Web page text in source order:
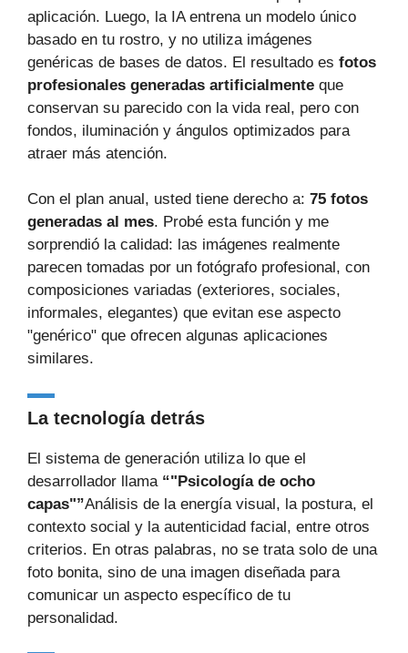
aplicación. Luego, la IA entrena un modelo único
basado en tu rostro, y no utiliza imágenes
genéricas de bases de datos. El resultado es fotos
profesionales generadas artificialmente que
conservan su parecido con la vida real, pero con
fondos, iluminación y ángulos optimizados para
atraer más atención.
Con el plan anual, usted tiene derecho a: 75 fotos
generadas al mes. Probé esta función y me
sorprendió la calidad: las imágenes realmente
parecen tomadas por un fotógrafo profesional, con
composiciones variadas (exteriores, sociales,
informales, elegantes) que evitan ese aspecto
"genérico" que ofrecen algunas aplicaciones
similares.
La tecnología detrás
El sistema de generación utiliza lo que el
desarrollador llama “"Psicología de ocho
capas"”Análisis de la energía visual, la postura, el
contexto social y la autenticidad facial, entre otros
criterios. En otras palabras, no se trata solo de una
foto bonita, sino de una imagen diseñada para
comunicar un aspecto específico de tu
personalidad.